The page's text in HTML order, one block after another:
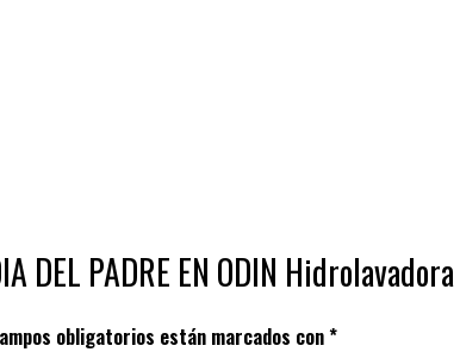
DEL PADRE EN ODIN
obligatorios están marcados con*